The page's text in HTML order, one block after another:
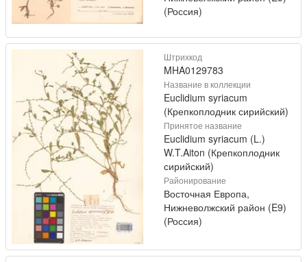
(Россия)
Штрихкод
MHA0129783
Название в коллекции
Euclidium syriacum
(Крепкоплодник сирийский)
Принятое название
Euclidium syriacum (L.)
W.T.Aiton (Крепкоплодник
сирийский)
Районирование
Восточная Европа,
Нижневолжский район (E9)
(Россия)